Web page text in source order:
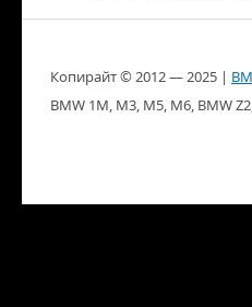
Копирайт © 2012 — 2025 |
BMW 1M, M3, M5, M6, BMW